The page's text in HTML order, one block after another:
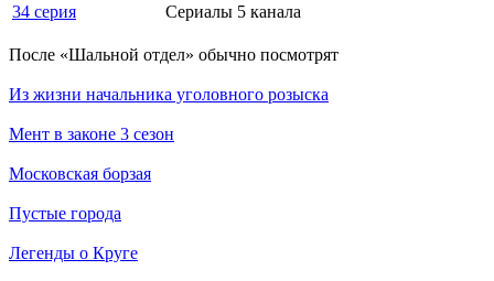
34 серия
Сериалы 5 канала
По­сле «Шальной отдел» обыч­но по­смот­рят
Из жизни начальника уголовного розыска
Мент в законе 3 сезон
Московская борзая
Пустые города
Легенды о Круге